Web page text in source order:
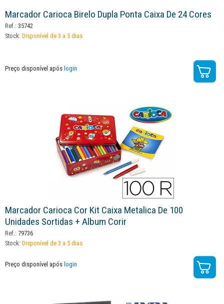
Marcador Carioca Birelo Dupla Ponta Caixa De 24 Cores
Ref.: 35742
Stock: Disponível de 3 a 5 dias
Preço disponível após login
Marcador Carioca Cor Kit Caixa Metalica De 100
Unidades Sortidas + Album Corir
Ref.: 79736
Stock: Disponível de 3 a 5 dias
Preço disponível após login